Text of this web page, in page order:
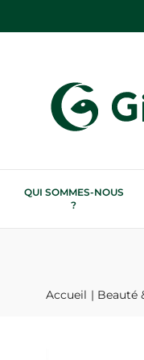
QUI SOMMES-NOUS
?
Accueil Beauté